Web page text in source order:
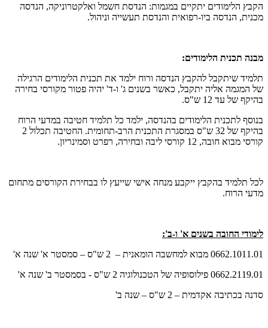
הקבץ הלימודים יתקיים במגמות: הנדסת חשמל ואלקטרוניקה, הנדסה
מכנית, הנדסה ביו-רפואית והנדסת תעשייה וניהול.
מבנה תכנית הלימודים:
תלמיד שיתקבל להקבץ הנדסה ורוח ילמד את תכנית הלימודים הרגילה
של המגמה אליה יתקבל, כאשר בשנים ג' ו-ד' יהיה פטור מקורסי בחירה
בהיקף של עד 12 ש"ס.
בנוסף לתכנית הלימודים בהנדסה, ילמד כל תלמיד חטיבה במדעי הרוח
בהיקף של 32 ש"ס במסגרת התכנית הרב-תחומית. החטיבה תכלול 2
קורסי מבוא חובה, 12 קורסי ליבה ובחירה, רפרט וסמינריון.
לכל תלמיד בהקבץ ייקבע מנחה אישי שייעץ לו בבחירת הקורסים מתחום
מדעי הרוח.
לימודי החובה בשנים א' ו-ב':
0662.1011.01 מבוא למחשבה הומאנית – 2 ש"ס – סמסטר א' שנה א'
0662.2119.01 פילוסופיה של הטכנולוגיה 2 ש"ס - בסמסטר ב' שנה א'
סדנה בכתיבה אקדמית – 2 ש"ס – שנה ב'